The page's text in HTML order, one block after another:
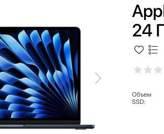
24
Объем
SSD: